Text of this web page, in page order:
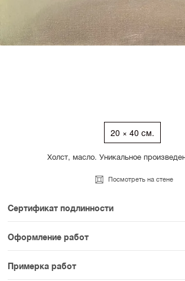
20 × 40 см.
Холст, масло. Уникальное
Посмотреть на стене
Сертификат подлинности
К каждому авторскому произведению
прикладываем сертификат
раздела SAMPLE СЕРИЯ сертификаты
Оформление работ
При покупке произведения вы можете
оплатить вариант оформления. На
Примерка работ